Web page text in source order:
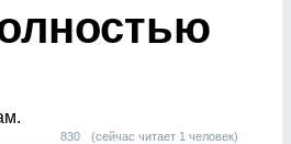
830 (сейчас читает 1 человек)